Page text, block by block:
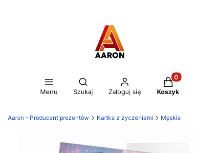
Menu
Otwórz wyszukiwarkę
Szukaj Zaloguj się
Produkty w
Koszyk
Aaron - Producent prezentów Kartka z życzeniami Męskie